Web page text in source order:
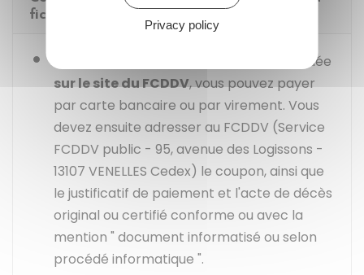
fichier des testaments ?
Si la demande d'interrogation est effectuée
sur le site du FCDDV, vous pouvez payer
par carte bancaire ou par virement. Vous
devez ensuite adresser au FCDDV (Service
FCDDV public - 95, avenue des Logissons -
13107 VENELLES Cedex) le coupon, ainsi que
le justificatif de paiement et l'acte de décès
original ou certifié conforme ou avec la
mention " document informatisé ou selon
procédé informatique ".
Privacy policy